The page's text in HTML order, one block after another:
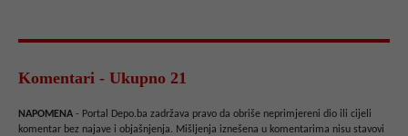
Komentari - Ukupno 21
NAPOMENA - Portal Depo.ba zadržava pravo da obriše neprimjereni dio ili cijeli
komentar bez najave i objašnjenja. Mišljenja iznešena u komentarima nisu stavovi